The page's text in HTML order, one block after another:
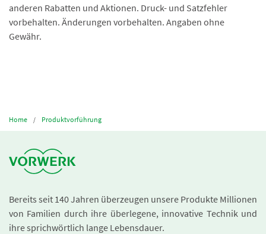
anderen Rabatten und Aktionen. Druck- und Satzfehler
vorbehalten. Änderungen vorbehalten. Angaben ohne
Gewähr.
Home Produktvorführung
Bereits seit 140 Jahren überzeugen unsere Produkte Millionen
von Familien durch ihre überlegene, innovative Technik und
ihre sprichwörtlich lange Lebensdauer.